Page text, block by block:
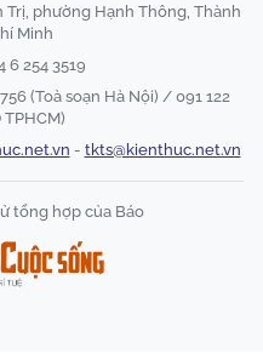
Trị, phường Hạnh Thông, Thành
Minh
6 254 3519
(Toà soạn Hà Nội) / 091 122
TPHCM)
- tkts@kienthuc.net.vn
tổng hợp của Báo